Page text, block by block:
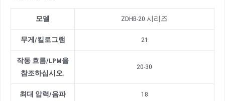
모델 ZDHB-20 시리즈
무게 /킬로그램 21
작동 흐름/LPM을
참조하십시오.
20-30
최대 압력/음파 18